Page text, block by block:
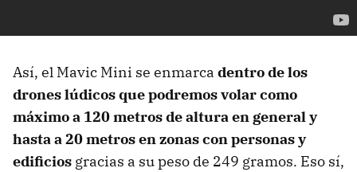
Así, el Mavic Mini se enmarca dentro de los
drones lúdicos que podremos volar como
máximo a 120 metros de altura en general y
hasta a 20 metros en zonas con personas y
edificios gracias a su peso de 249 gramos. Eso sí,